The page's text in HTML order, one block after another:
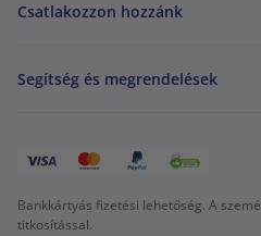
Csatlakozzon hozzánk
Segítség és megrendelések
Bankkártyás fizetési lehetőség. A
titkosítással.